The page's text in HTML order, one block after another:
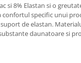
si 8% Elastan si o
specific unui
de elastan.
daunatoare si